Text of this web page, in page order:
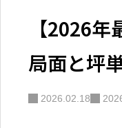
【2026
局面と坪
2026.02.18